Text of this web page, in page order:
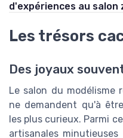
d'expériences au salon
Les trésors
Des joyaux
Le salon du modélisme
ne demandent qu'à
les plus curieux. Parmi
artisanales minutieuses